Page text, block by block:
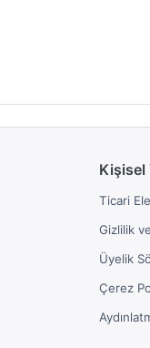
Kişisel
Ticari
Gizlilik
Üyelik
Çerez